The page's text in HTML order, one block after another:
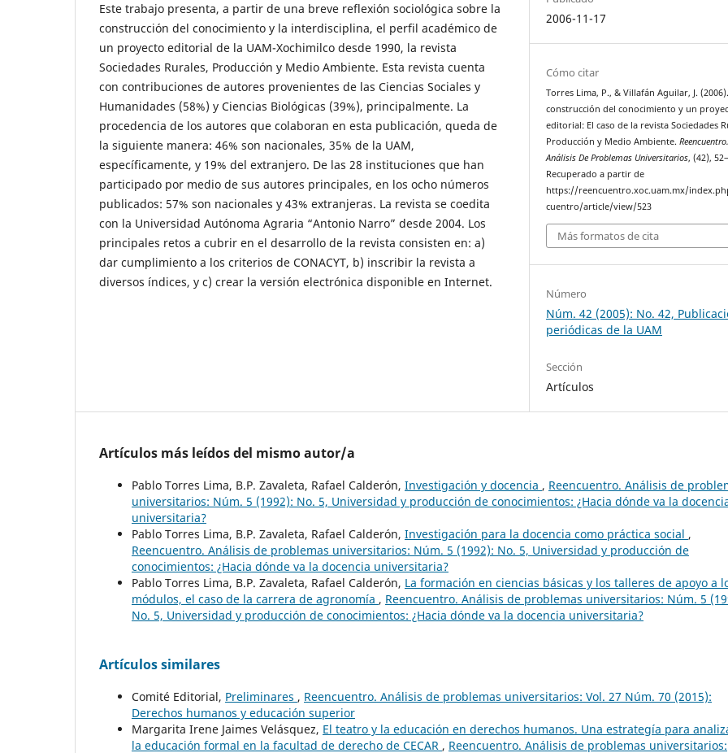
Este trabajo presenta, a partir de una breve reflexión sociológica sobre la
construcción del conocimiento y la interdisciplina, el perfil académico de
un proyecto editorial de la UAM-Xochimilco desde 1990, la revista
Sociedades Rurales, Producción y Medio Ambiente. Esta revista cuenta
con contribuciones de autores provenientes de las Ciencias Sociales y
Humanidades (58%) y Ciencias Biológicas (39%), principalmente. La
procedencia de los autores que colaboran en esta publicación, queda de
la siguiente manera: 46% son nacionales, 35% de la UAM,
específicamente, y 19% del extranjero. De las 28 instituciones que han
participado por medio de sus autores principales, en los ocho números
publicados: 57% son nacionales y 43% extranjeras. La revista se coedita
con la Universidad Autónoma Agraria “Antonio Narro” desde 2004. Los
principales retos a cubrir en el desarrollo de la revista consisten en: a)
dar cumplimiento a los criterios de CONACYT, b) inscribir la revista a
diversos índices, y c) crear la versión electrónica disponible en Internet.
2006-11-17
Cómo citar
Torres Lima, P., & Villafán Aguilar, J.
construcción del conocimiento y un
editorial: El caso de la revista Sociedades
Producción y Medio Ambiente.Reencuentro.
Análisis De Problemas Universitarios, (42),
Recuperado a partir de
https://reencuentro.xoc.uam.mx/
cuentro/article/view/523
Más formatos de cita
Número
Núm. 42 (2005): No. 42,
periódicas de la UAM
Sección
Artículos
Artículos más leídos del mismo autor/a
Pablo Torres Lima, B.P. Zavaleta, Rafael Calderón, Investigación y docencia , Reencuentro. Análisis de
universitarios: Núm. 5 (1992): No. 5, Universidad y producción de conocimientos: ¿Hacia dónde va la
universitaria?
Pablo Torres Lima, B.P. Zavaleta, Rafael Calderón, Investigación para la docencia como práctica social ,
Reencuentro. Análisis de problemas universitarios: Núm. 5 (1992): No. 5, Universidad y producción de
conocimientos: ¿Hacia dónde va la docencia universitaria?
Pablo Torres Lima, B.P. Zavaleta, Rafael Calderón, La formación en ciencias básicas y los talleres de apoyo a
módulos, el caso de la carrera de agronomía , Reencuentro. Análisis de problemas universitarios: Núm. 5
No. 5, Universidad y producción de conocimientos: ¿Hacia dónde va la docencia universitaria?
Artículos similares
Comité Editorial, Preliminares , Reencuentro. Análisis de problemas universitarios: Vol. 27 Núm. 70 (2015):
Derechos humanos y educación superior
Margarita Irene Jaimes Velásquez, El teatro y la educación en derechos humanos. Una estrategía para
la educación formal en la facultad de derecho de CECAR , Reencuentro. Análisis de problemas universitarios: